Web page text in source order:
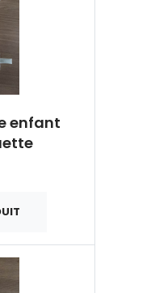
enfant